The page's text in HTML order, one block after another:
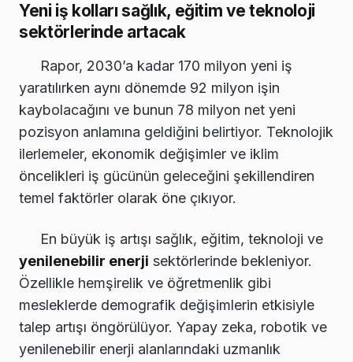
Yeni iş kolları sağlık, eğitim ve teknoloji
sektörlerinde artacak
Rapor, 2030’a kadar 170 milyon yeni iş
yaratılırken aynı dönemde 92 milyon işin
kaybolacağını ve bunun 78 milyon net yeni
pozisyon anlamına geldiğini belirtiyor. Teknolojik
ilerlemeler, ekonomik değişimler ve iklim
öncelikleri iş gücünün geleceğini şekillendiren
temel faktörler olarak öne çıkıyor.
En büyük iş artışı sağlık, eğitim, teknoloji ve
yenilenebilir enerji sektörlerinde bekleniyor.
Özellikle hemşirelik ve öğretmenlik gibi
mesleklerde demografik değişimlerin etkisiyle
talep artışı öngörülüyor. Yapay zeka, robotik ve
yenilenebilir enerji alanlarındaki uzmanlık